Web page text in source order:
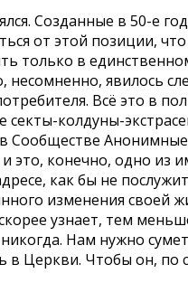
Созданные в 50-е
от этой позиции,
только в
несомненно, явилось
Всё это в
секты-колдуны-
в Сообществе
это, конечно, одно из
как бы не
изменения своей
узнает, тем
Нам нужно
в Церкви. Чтобы он, по